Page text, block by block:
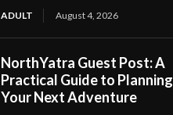
ADULT August 4, 2026
NorthYatra Guest Post: A
Practical Guide to Planning
Your Next Adventure